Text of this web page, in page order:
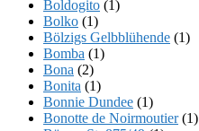
Boldogito (1)
Bolko (1)
Bölzigs Gelbblühende (1)
Bomba (1)
Bona (2)
Bonita (1)
Bonnie Dundee (1)
Bonotte de Noirmoutier(1)